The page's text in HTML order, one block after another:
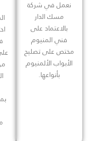
نعمل في شركة
مسك الدار
بالاعتماد على
فني المنيوم
مختص على تصليح
الأبواب الألمنيوم
بأنواعها.